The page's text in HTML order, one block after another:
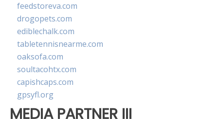
feedstoreva.com
drogopets.com
ediblechalk.com
tabletennisnearme.com
oaksofa.com
soultacohtx.com
capishcaps.com
gpsyfl.org
MEDIA PARTNER III